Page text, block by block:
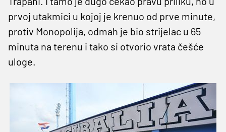
prvoj utakmici u kojoj je krenuo od prve minute,
protiv Monopolija, odmah je bio strijelac u 65
minuta na terenu i tako si otvorio vrata češće
uloge.